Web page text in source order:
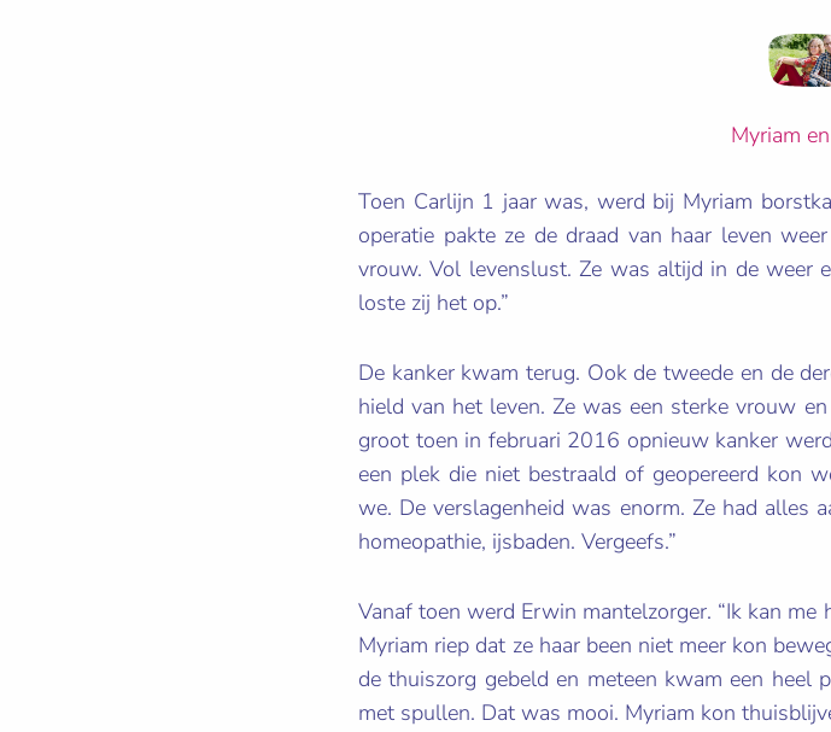
Myriam
Toen Carlijn 1 jaar was, werd bij Myriam
operatie pakte ze de draad van haar leven
vrouw. Vol levenslust. Ze was altijd in de weer
loste zij het op.”
De kanker kwam terug. Ook de tweede en de
hield van het leven. Ze was een sterke vrouw
groot toen in februari 2016 opnieuw kanker
een plek die niet bestraald of geopereerd kon
we. De verslagenheid was enorm. Ze had alles
homeopathie, ijsbaden. Vergeefs.”
Vanaf toen werd Erwin mantelzorger. “Ik kan me
Myriam riep dat ze haar been niet meer kon
de thuiszorg gebeld en meteen kwam een
met spullen. Dat was mooi. Myriam kon